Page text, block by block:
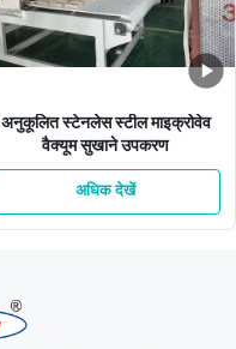
अनुकूलित स्टेनलेस स्टील माइक्रोवेव
वैक्यूम सुखाने उपकरण
अधिक देखें